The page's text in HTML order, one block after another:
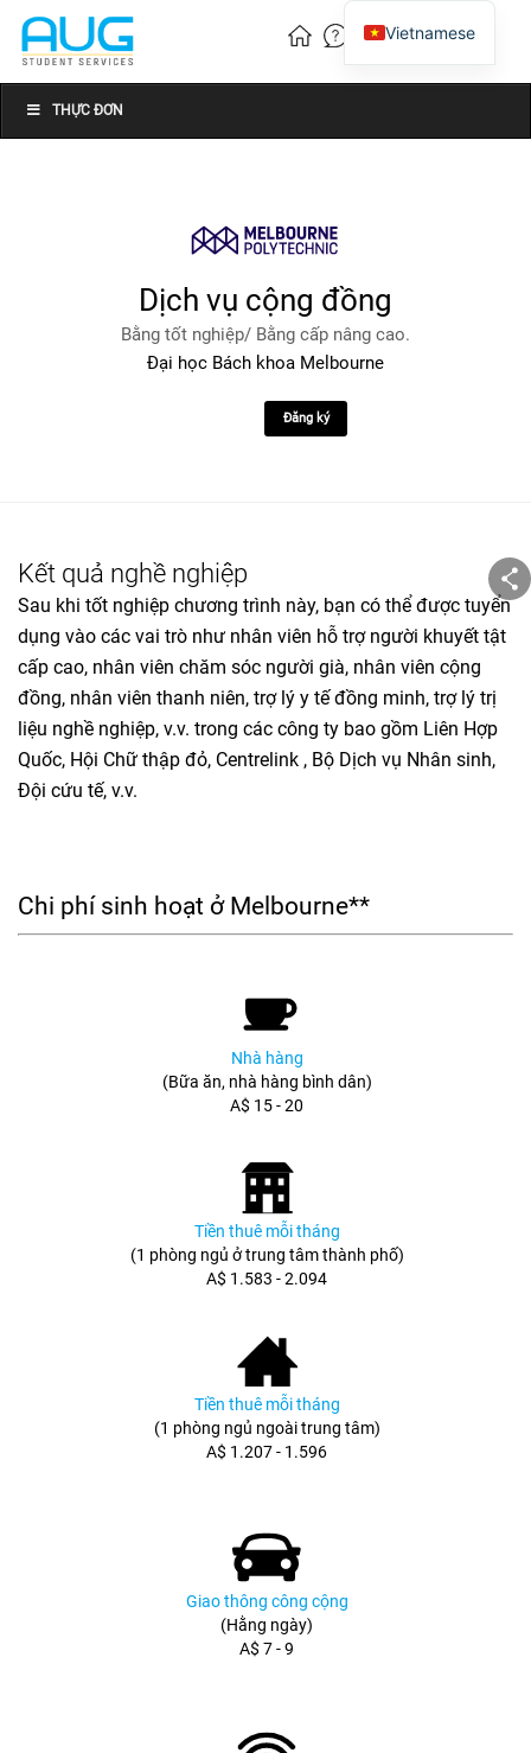
THỰC ĐƠN
Dịch vụ cộng đồng
Bằng tốt nghiệp/ Bằng cấp nâng cao.
Đại học Bách khoa Melbourne
Đăng ký
Kết quả nghề nghiệp
Sau khi tốt nghiệp chương trình này, bạn có thể được tuyển
dụng vào các vai trò như nhân viên hỗ trợ người khuyết tật
cấp cao, nhân viên chăm sóc người già, nhân viên cộng
đồng, nhân viên thanh niên, trợ lý y tế đồng minh, trợ lý trị
liệu nghề nghiệp, v.v. trong các công ty bao gồm Liên Hợp
Quốc, Hội Chữ thập đỏ, Centrelink , Bộ Dịch vụ Nhân sinh,
Đội cứu tế, v.v.
Chi phí sinh hoạt ở Melbourne**
Nhà hàng
(Bữa ăn, nhà hàng bình dân)
A$ 15 - 20
Tiền thuê mỗi tháng
(1 phòng ngủ ở trung tâm thành phố)
A$ 1.583 - 2.094
Tiền thuê mỗi tháng
(1 phòng ngủ ngoài trung tâm)
A$ 1.207 - 1.596
Giao thông công cộng
(Hằng ngày)
A$ 7 - 9
Vietnamese